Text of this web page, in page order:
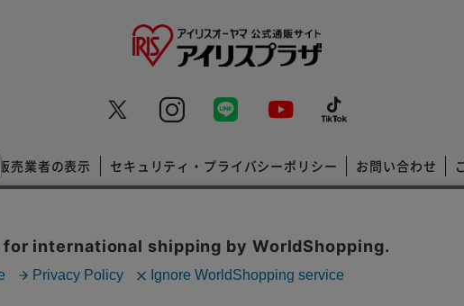
売業者の表示 セキュリティ・プライバシーポリシー お問い合わせ